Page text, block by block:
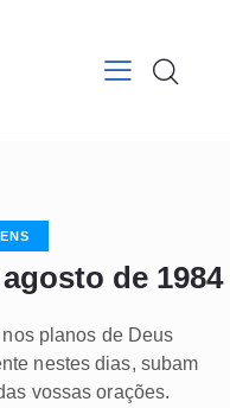
de 1984
planos de Deus
nestes dias, subam
vossas orações.